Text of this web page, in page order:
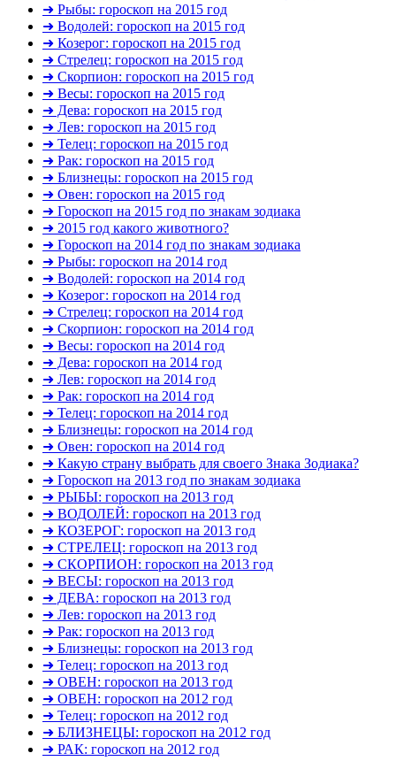
➜ Рыбы: гороскоп на 2015 год
➜ Водолей: гороскоп на 2015 год
➜ Козерог: гороскоп на 2015 год
➜ Стрелец: гороскоп на 2015 год
➜ Скорпион: гороскоп на 2015 год
➜ Весы: гороскоп на 2015 год
➜ Дева: гороскоп на 2015 год
➜ Лев: гороскоп на 2015 год
➜ Телец: гороскоп на 2015 год
➜ Рак: гороскоп на 2015 год
➜ Близнецы: гороскоп на 2015 год
➜ Овен: гороскоп на 2015 год
➜ Гороскоп на 2015 год по знакам зодиака
➜ 2015 год какого животного?
➜ Гороскоп на 2014 год по знакам зодиака
➜ Рыбы: гороскоп на 2014 год
➜ Водолей: гороскоп на 2014 год
➜ Козерог: гороскоп на 2014 год
➜ Стрелец: гороскоп на 2014 год
➜ Скорпион: гороскоп на 2014 год
➜ Весы: гороскоп на 2014 год
➜ Дева: гороскоп на 2014 год
➜ Лев: гороскоп на 2014 год
➜ Рак: гороскоп на 2014 год
➜ Телец: гороскоп на 2014 год
➜ Близнецы: гороскоп на 2014 год
➜ Овен: гороскоп на 2014 год
➜ Какую страну выбрать для своего Знака Зодиака?
➜ Гороскоп на 2013 год по знакам зодиака
➜ РЫБЫ: гороскоп на 2013 год
➜ ВОДОЛЕЙ: гороскоп на 2013 год
➜ КОЗЕРОГ: гороскоп на 2013 год
➜ СТРЕЛЕЦ: гороскоп на 2013 год
➜ СКОРПИОН: гороскоп на 2013 год
➜ ВЕСЫ: гороскоп на 2013 год
➜ ДЕВА: гороскоп на 2013 год
➜ Лев: гороскоп на 2013 год
➜ Рак: гороскоп на 2013 год
➜ Близнецы: гороскоп на 2013 год
➜ Телец: гороскоп на 2013 год
➜ ОВЕН: гороскоп на 2013 год
➜ ОВЕН: гороскоп на 2012 год
➜ Телец: гороскоп на 2012 год
➜ БЛИЗНЕЦЫ: гороскоп на 2012 год
➜ РАК: гороскоп на 2012 год